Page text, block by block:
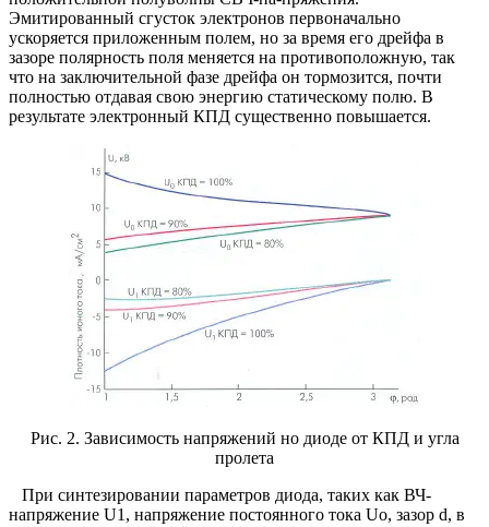
Эмитированный сгусток электронов первоначально
ускоряется приложенным полем, но за время его дрейфа в
зазоре полярность поля меняется на противоположную, так
что на заключительной фазе дрейфа он тормозится, почти
полностью отдавая свою энергию статическому полю. В
результате электронный КПД существенно повышается.
Рис. 2. Зависимость напряжений но диоде от КПД и угла
пролета
При синтезировании параметров диода, таких как ВЧ-
напряжение U1, напряжение постоянного тока Uo, зазор d, в